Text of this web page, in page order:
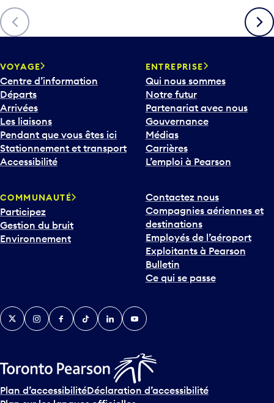
è
c
h
v
e
r
s
l
e
b
a
o
u
r
i
v
e
n
s
u
Précédent
VOYAGE
Centre d’information
Départs
Arrivées
Les liaisons
Pendant que vous êtes ici
Stationnement et transport
Accessibilité
ENTREPRISE
Qui nous sommes
Notre futur
Partenariat avec nous
Gouvernance
Médias
Carrières
L’emploi à Pearson
COMMUNAUTÉ
Participez
Gestion du bruit
Environnement
Contactez nous
Compagnies aériennes et
destinations
Employés de l’aéroport
Exploitants à Pearson
Bulletin
Ce qui se passe
TwitterInstagramFacebook
TikTokLinkedInYouTube
Plan d’accessibilitéDéclaration d’accessibilité